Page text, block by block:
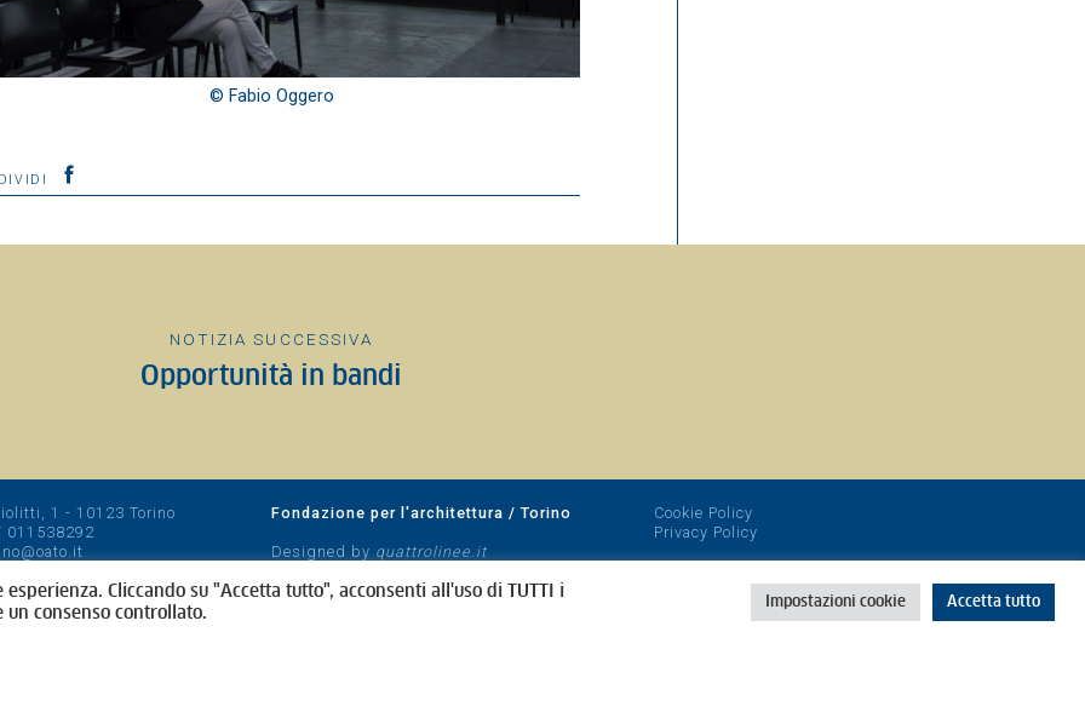
© Fabio Oggero
NOTIZIA SUCCESSIVA
Opportunità in bandi
1 - 10123 Torino
011538292
Fondazione per l'architettura / Torino
Designed by quattrolinee.it
Cookie Policy
Privacy Policy
Cliccando su "Accetta tutto", acconsenti all'uso di TUTTI i
consenso controllato.
Impostazioni cookie Accetta tutto